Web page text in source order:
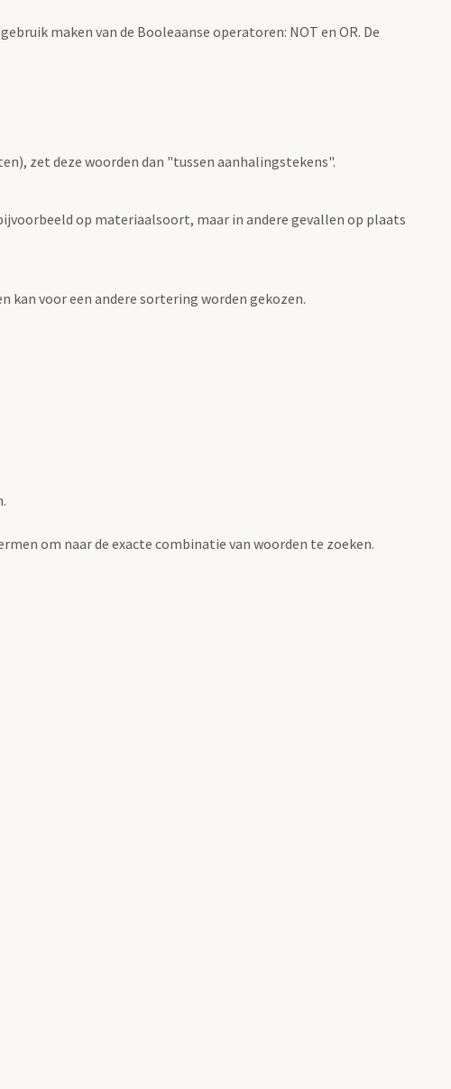
maken van de Booleaanse operatoren: NOT en OR. De
zet deze woorden dan "tussen aanhalingstekens".
op materiaalsoort, maar in andere gevallen op plaats
kan voor een andere sortering worden gekozen.
om naar de exacte combinatie van woorden te zoeken.